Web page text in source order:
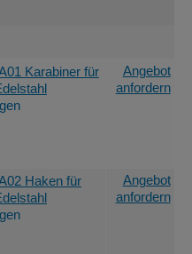
Karabiner für
Angebot
anfordern
Haken für
Angebot
anfordern